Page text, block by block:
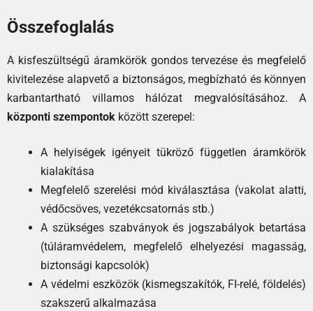
Összefoglalás
A kisfeszültségű áramkörök gondos tervezése és megfelelő
kivitelezése alapvető a biztonságos, megbízható és könnyen
karbantartható villamos hálózat megvalósításához. A
központi szempontok között szerepel:
A helyiségek igényeit tükröző független áramkörök
kialakítása
Megfelelő szerelési mód kiválasztása (vakolat alatti,
védőcsöves, vezetékcsatornás stb.)
A szükséges szabványok és jogszabályok betartása
(túláramvédelem, megfelelő elhelyezési magasság,
biztonsági kapcsolók)
A védelmi eszközök (kismegszakítók, FI-relé, földelés)
szakszerű alkalmazása